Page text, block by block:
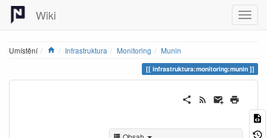
Wiki
Umístění Home
Infrastruktura Monitoring Munin
infrastruktura:monitoring:munin